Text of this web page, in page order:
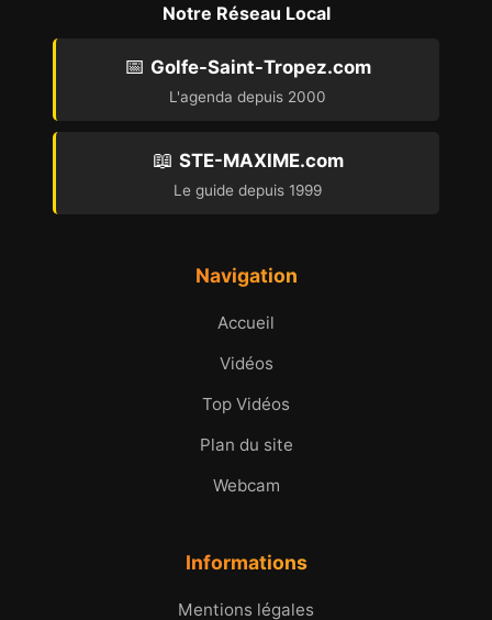
Notre Réseau Local
📅 Golfe-Saint-Tropez.com
L'agenda depuis 2000
📖 STE-MAXIME.com
Le guide depuis 1999
Navigation
Accueil
Vidéos
Top Vidéos
Plan du site
Webcam
Informations
Mentions légales